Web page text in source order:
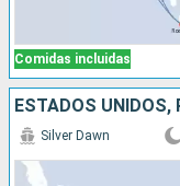
Comidas incluidas
Silver Dawn